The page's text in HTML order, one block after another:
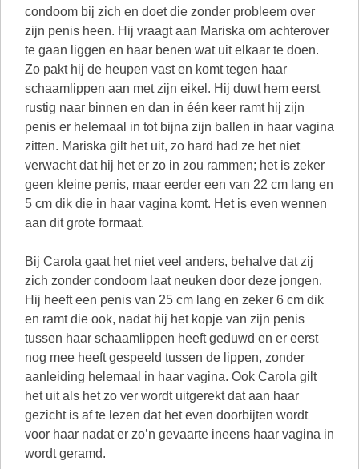
condoom bij zich en doet die zonder probleem over
zijn penis heen. Hij vraagt aan Mariska om achterover
te gaan liggen en haar benen wat uit elkaar te doen.
Zo pakt hij de heupen vast en komt tegen haar
schaamlippen aan met zijn eikel. Hij duwt hem eerst
rustig naar binnen en dan in één keer ramt hij zijn
penis er helemaal in tot bijna zijn ballen in haar vagina
zitten. Mariska gilt het uit, zo hard had ze het niet
verwacht dat hij het er zo in zou rammen; het is zeker
geen kleine penis, maar eerder een van 22 cm lang en
5 cm dik die in haar vagina komt. Het is even wennen
aan dit grote formaat.
Bij Carola gaat het niet veel anders, behalve dat zij
zich zonder condoom laat neuken door deze jongen.
Hij heeft een penis van 25 cm lang en zeker 6 cm dik
en ramt die ook, nadat hij het kopje van zijn penis
tussen haar schaamlippen heeft geduwd en er eerst
nog mee heeft gespeeld tussen de lippen, zonder
aanleiding helemaal in haar vagina. Ook Carola gilt
het uit als het zo ver wordt uitgerekt dat aan haar
gezicht is af te lezen dat het even doorbijten wordt
voor haar nadat er zo’n gevaarte ineens haar vagina in
wordt geramd.